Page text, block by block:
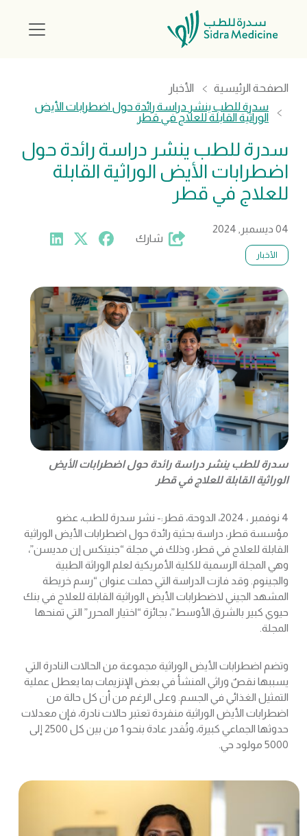
الصفحة الرئيسية
الأخبار
سدرة للطب ينشر دراسة رائدة حول اضطرابات الأيض
الوراثية القابلة للعلاج في قطر
سدرة للطب ينشر دراسة رائدة حول
اضطرابات الأيض الوراثية القابلة
للعلاج في قطر
04 ديسمبر, 2024
الأخبار
شارك
سدرة للطب ينشر دراسة رائدة حول اضطرابات الأيض
الوراثية القابلة للعلاج في قطر
4 نوفمبر ، 2024، الدوحة، قطر:- نشر سدرة للطب، عضو
مؤسسة قطر، دراسة بحثية رائدة حول اضطرابات الأيض الوراثية
القابلة للعلاج في قطر، وذلك في مجلة “جنيتكس إن مديسن”،
وهي المجلة الرسمية للكلية الأمريكية لعلم الوراثة الطبية
والجينوم. وقد فازت الدراسة التي حملت عنوان “رسم خريطة
المشهد الجيني لاضطرابات الأيض الوراثية القابلة للعلاج في بنك
حيوي كبير بالشرق الأوسط”، بجائزة “اختيار المحرر” التي تمنحها
المجلة.
وتضم اضطرابات الأيض الوراثية مجموعة من الحالات النادرة التي
يسببها نقصٌ وراثي المنشأ في بعض الإنزيمات بما يعطل عملية
التمثيل الغذائي في الجسم. وعلى الرغم من أن كل حالة من
اضطرابات الأيض الوراثية منفردة تعتبر حالات نادرة، فإن معدلات
حدوثها الجماعي كبيرة، وتُقدر عادة بنحو 1 من بين كل 2500 إلى
5000 مولود حي.